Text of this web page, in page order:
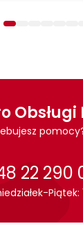
22 290
Piątek: